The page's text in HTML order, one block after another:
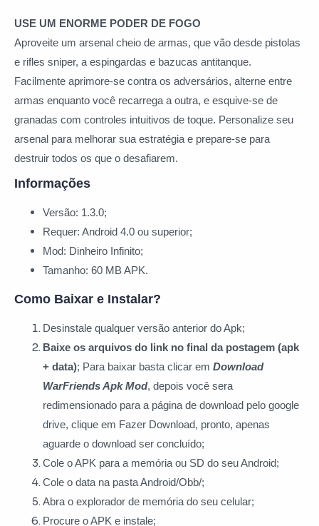
USE UM ENORME PODER DE FOGO
Aproveite um arsenal cheio de armas, que vão desde pistolas
e rifles sniper, a espingardas e bazucas antitanque.
Facilmente aprimore-se contra os adversários, alterne entre
armas enquanto você recarrega a outra, e esquive-se de
granadas com controles intuitivos de toque. Personalize seu
arsenal para melhorar sua estratégia e prepare-se para
destruir todos os que o desafiarem.
Informações
Versão: 1.3.0;
Requer: Android 4.0 ou superior;
Mod: Dinheiro Infinito;
Tamanho: 60 MB APK.
Como Baixar e Instalar?
Desinstale qualquer versão anterior do Apk;
Baixe os arquivos do link no final da postagem (apk
+ data); Para baixar basta clicar em Download
WarFriends Apk Mod, depois você sera
redimensionado para a página de download pelo google
drive, clique em Fazer Download, pronto, apenas
aguarde o download ser concluído;
Cole o APK para a memória ou SD do seu Android;
Cole o data na pasta Android/Obb/;
Abra o explorador de memória do seu celular;
Procure o APK e instale;